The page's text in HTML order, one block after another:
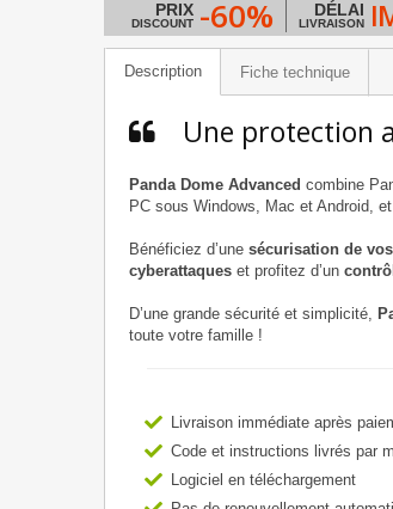
PRIX
DISCOUNT -60% DÉLAI
LIVRAISON
Description Fiche technique
Une protection
Panda Dome Advanced combine
PC sous Windows, Mac et Android,
Bénéficiez d’une sécurisation de
cyberattaques et profitez d’un
D’une grande sécurité et simplicité,
toute votre famille !
Livraison immédiate après
Code et instructions livrés par
Logiciel en téléchargement